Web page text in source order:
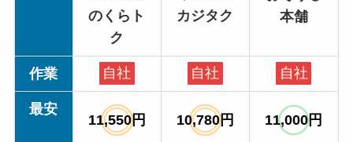
のくらト
ク
カジタク
本舗
作業 自社 自社 自社
最安
11,550円 10,780円 11,000円